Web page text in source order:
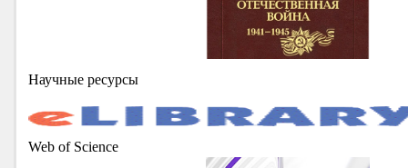
Научные ресурсы
Web of Science